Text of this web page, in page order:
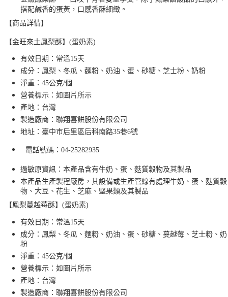
搭配鹹香的蛋黃，口感香酥細緻。
【商品詳情】
【金旺來土鳳梨酥】(蛋奶素)
有效日期：常溫15天
成分：鳳梨、冬瓜、麵粉、奶油、蛋、砂糖、芝士粉、奶粉
淨重：45公克/個
營養標示：如圖片所示
產地：台灣
製造廠商：聯翔喜餅股份有限公司
地址：臺中市后里區后科南路35巷6號
電話號碼： 04-25282935
過敏原資訊：本產品含有牛奶、蛋、麩質穀物及其製品
本產品生產製程廠房，其設備或生產管線有處理牛奶、蛋、麩質穀
物、大豆、花生、芝麻、堅果類及其製品
【鳳梨蔓越莓酥】(蛋奶素)
有效日期：常溫15天
成分：鳳梨、冬瓜、麵粉、奶油、蛋、砂糖、蔓越莓、芝士粉、奶
粉
淨重：45公克/個
營養標示：如圖片所示
產地：台灣
製造廠商：聯翔喜餅股份有限公司